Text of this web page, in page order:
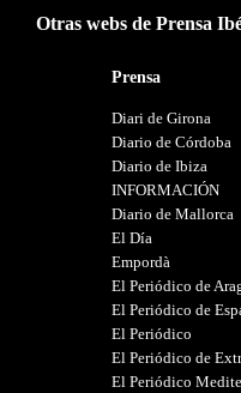
Otras webs de Prensa
Prensa
Diari de Girona
Diario de Córdoba
Diario de Ibiza
INFORMACIÓN
Diario de Mallorca
El Día
Empordà
El Periódico de
El Periódico de
El Periódico
El Periódico de
El Periódico